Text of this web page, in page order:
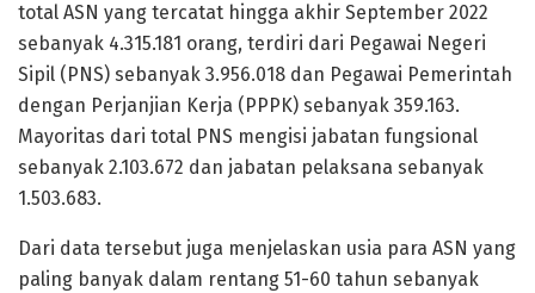
total ASN yang tercatat hingga akhir September 2022
sebanyak 4.315.181 orang, terdiri dari Pegawai Negeri
Sipil (PNS) sebanyak 3.956.018 dan Pegawai Pemerintah
dengan Perjanjian Kerja (PPPK) sebanyak 359.163.
Mayoritas dari total PNS mengisi jabatan fungsional
sebanyak 2.103.672 dan jabatan pelaksana sebanyak
1.503.683.
Dari data tersebut juga menjelaskan usia para ASN yang
paling banyak dalam rentang 51-60 tahun sebanyak